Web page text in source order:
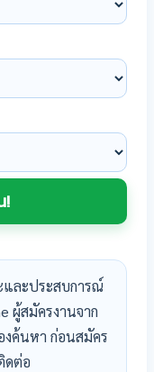
ละประสบการณ์
ผู้สมัครงานจาก
ค้นหา ก่อนสมัคร
ดต่อ